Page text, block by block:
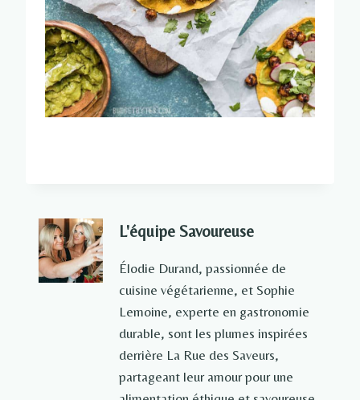
L'équipe Savoureuse
Élodie Durand, passionnée de
cuisine végétarienne, et Sophie
Lemoine, experte en gastronomie
durable, sont les plumes inspirées
derrière La Rue des Saveurs,
partageant leur amour pour une